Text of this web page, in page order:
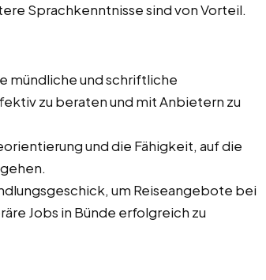
Sprachkenntnisse sind von Vorteil.
mündliche und schriftliche
zu beraten und mit Anbietern zu
und die Fähigkeit, auf die
um Reiseangebote bei
Jobs in Bünde erfolgreich zu